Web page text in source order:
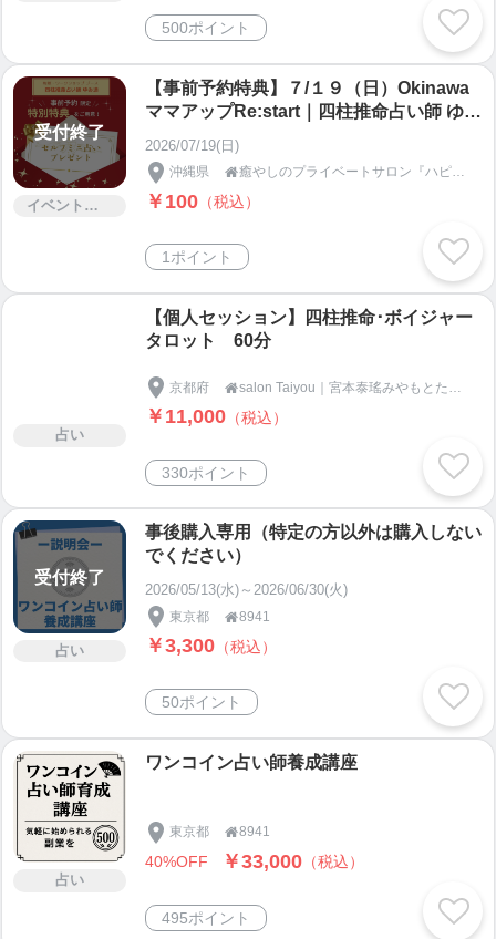
500ポイント
受付終了
イベント・セミナー・交流会
【事前予約特典】７/１９（日）Okinawa
ママアップRe:start｜四柱推命占い師 ゆみ
見城市｜ママアップ応援｜事前予約チケッ
ト｜沖縄マルシェ｜沖縄イベント｜６月１
４日開催｜５月１７日開催｜４月１９日開
2026/07/19(日)
沖縄県  癒やしのプライベートサロン『ハピちゅら』
￥100 （税込）
1ポイント
占い
【個人セッション】四柱推命･ボイジャー
タロット 60分
京都府 
￥11,000 （税込）
330ポイント
受付終了
占い
事後購入専用（特定の方以外は購入しない
でください）
2026/05/13(水)～2026/06/30(火)
東京都 8941
￥3,300 （税込）
50ポイント
占い
ワンコイン占い師養成講座
東京都 8941
40%OFF ￥33,000 （税込）
495ポイント